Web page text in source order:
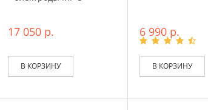
17 050 р.
В КОРЗИНУ
6 990 р.
В КОРЗИНУ